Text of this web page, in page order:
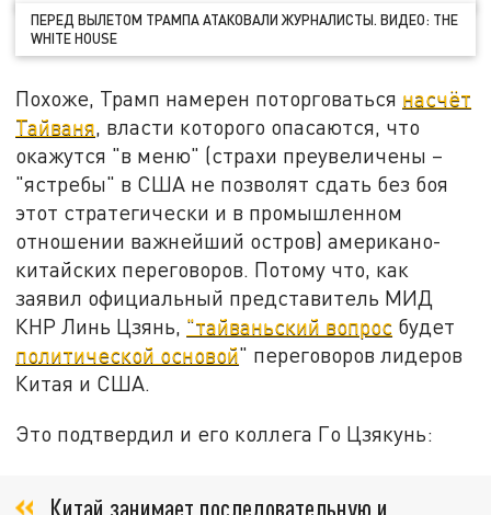
ПЕРЕД ВЫЛЕТОМ ТРАМПА АТАКОВАЛИ ЖУРНАЛИСТЫ. ВИДЕО: THE
WHITE HOUSE
Похоже, Трамп намерен поторговаться насчёт
Тайваня, власти которого опасаются, что
окажутся "в меню" (страхи преувеличены –
"ястребы" в США не позволят сдать без боя
этот стратегически и в промышленном
отношении важнейший остров) американо-
китайских переговоров. Потому что, как
заявил официальный представитель МИД
КНР Линь Цзянь, "тайваньский вопрос будет
политической основой" переговоров лидеров
Китая и США.
Это подтвердил и его коллега Го Цзякунь:
Китай занимает последовательную и